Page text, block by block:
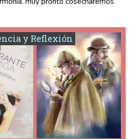
y Reflexión